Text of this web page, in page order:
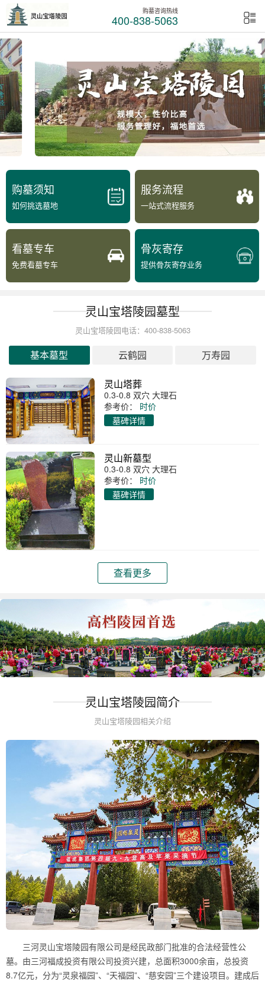
购墓咨询热线
400-838-5063
购墓须知
如何挑选墓地
服务流程
一站式流程服务
看墓专车
免费看墓专车
骨灰寄存
提供骨灰寄存业务
灵山宝塔陵园墓型
灵山宝塔陵园电话：400-838-5063
基本墓型 云鹤园 万寿园
灵山塔葬
0.3-0.8 双穴 大理石
参考价：
时价
墓碑详情
灵山新墓型
0.3-0.8 双穴 大理石
参考价：
时价
墓碑详情
查看更多
灵山宝塔陵园简介
灵山宝塔陵园相关介绍
三河灵山宝塔陵园有限公司是经民政部门批准的合法经营性公
墓。由三河福成投资有限公司投资兴建，总面积3000余亩，总投资
8.7亿元，分为“灵泉福园”、“天福园”、“慈安园”三个建设项目。建成后